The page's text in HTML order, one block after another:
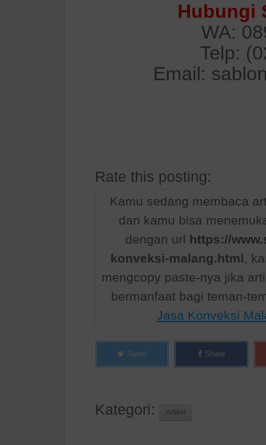
Hubungi
WA:
Telp:
Email:
Rate this posting:
Kamu sedang membaca
dan kamu bisa
dengan url https://
konveksi-malang.html,
mengcopy paste-nya jika
bermanfaat bagi teman-
Jasa Konveksi
Tweet Share
Kategori: Artikel